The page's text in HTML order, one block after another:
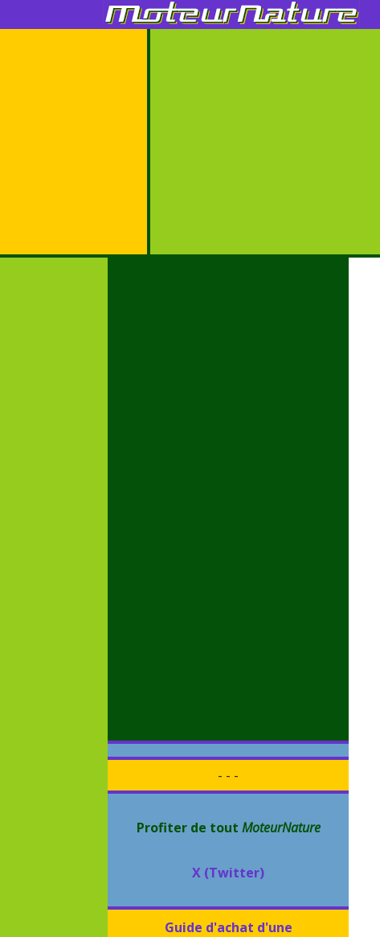
- - -
Profiter de tout MoteurNature
X (Twitter)
Guide d'achat d'une